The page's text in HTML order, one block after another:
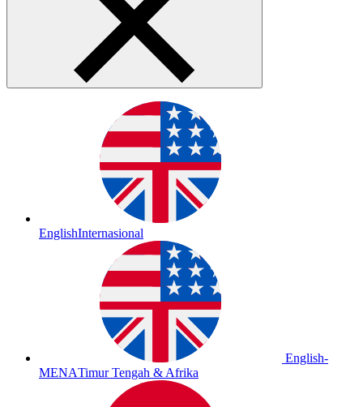
EnglishInternasional
English-
MENATimur Tengah & Afrika